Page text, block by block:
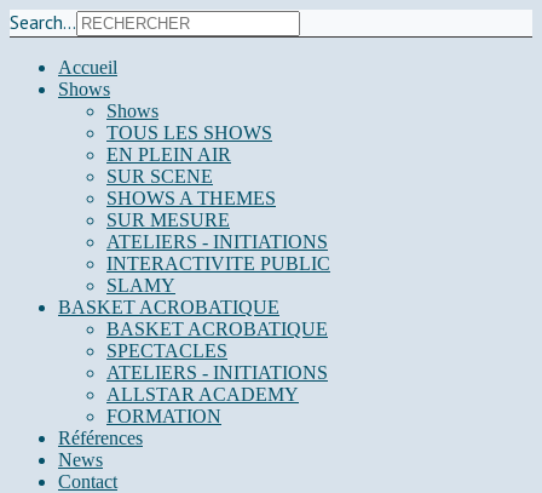
Search...
Accueil
Shows
Shows
TOUS LES SHOWS
EN PLEIN AIR
SUR SCENE
SHOWS A THEMES
SUR MESURE
ATELIERS - INITIATIONS
INTERACTIVITE PUBLIC
SLAMY
BASKET ACROBATIQUE
BASKET ACROBATIQUE
SPECTACLES
ATELIERS - INITIATIONS
ALLSTAR ACADEMY
FORMATION
Références
News
Contact